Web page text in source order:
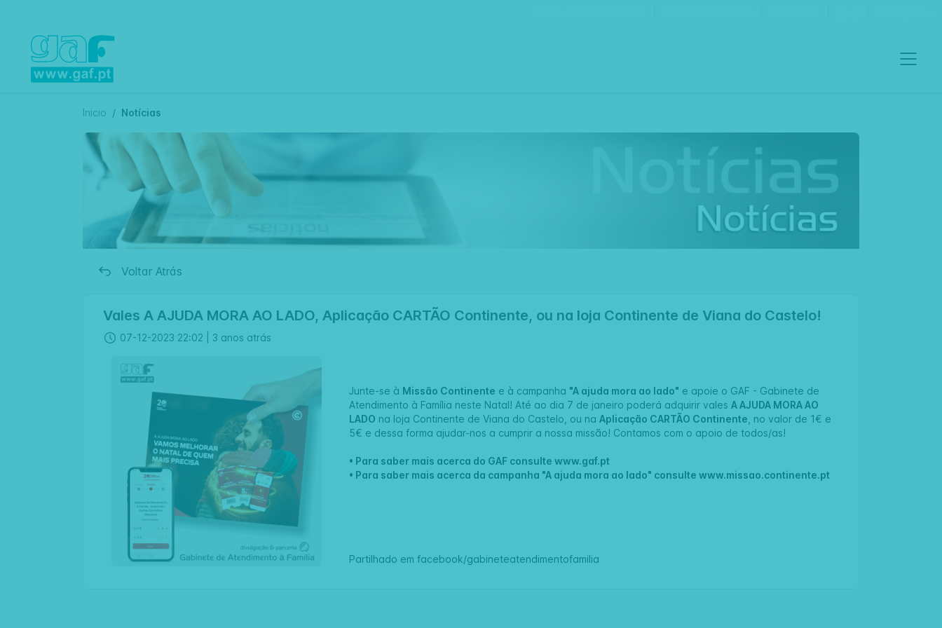
Inicio Notícias
Voltar Atrás
Vales A AJUDA MORA AO LADO, Aplicação CARTÃO Continente, ou na loja Continente de Viana do Castelo!
07-12-2023 22:02 | 3 anos atrás
Junte-se à Missão Continente e à campanha "A ajuda mora ao lado" e apoie o GAF - Gabinete de
Atendimento à Família neste Natal! Até ao dia 7 de janeiro poderá adquirir valesA AJUDA MORA AO
LADO na loja Continente de Viana do Castelo , ou na Aplicação CARTÃO Continente , no valor de 1€ e
5€ e dessa forma ajudar-nos a cumprir a nossa missão! Contamos com o apoio de todos/as!
• Para saber mais acerca do GAF consultewww.gaf.pt
• Para saber mais acerca da campanha "A ajuda mora ao lado" consultewww.missao.continente.pt
Partilhado em facebook/gabineteatendimentofamilia